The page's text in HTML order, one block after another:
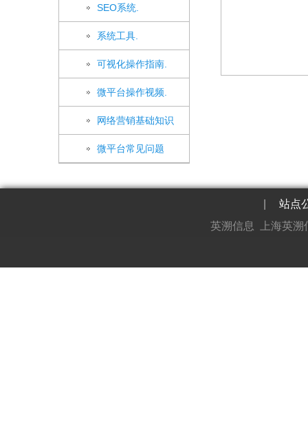
SEO系统.
系统工具.
可视化操作指南.
微平台操作视频.
网络营销基础知识
微平台常见问题
站点
英溯信息 上海英溯